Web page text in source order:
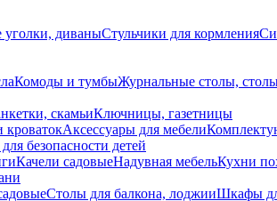
уголки, диваныСтульчики для кормления
Комоды и тумбыЖурнальные столы,
скамьиКлючницы, газетницы
кроватокАксессуары для мебели
безопасности детей
Качели садовыеНадувная мебельКухни
Столы для балкона, лоджииШкафы